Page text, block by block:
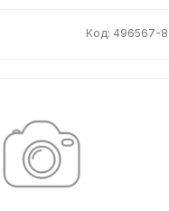
Код: 496567-8